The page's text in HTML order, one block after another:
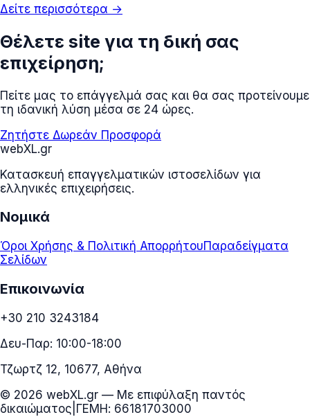
Δείτε περισσότερα →
Θέλετε site για τη δική σας
επιχείρηση;
Πείτε μας το επάγγελμά σας και θα σας προτείνουμε
τη ιδανική λύση μέσα σε 24 ώρες.
Ζητήστε Δωρεάν Προσφορά
webXL.gr
Κατασκευή επαγγελματικών ιστοσελίδων για
ελληνικές επιχειρήσεις.
Νομικά
Όροι Χρήσης & Πολιτική ΑπορρήτουΠαραδείγματα
Σελίδων
Επικοινωνία
+30 210 3243184
Δευ-Παρ: 10:00-18:00
Τζωρτζ 12, 10677, Αθήνα
© 2026 webXL.gr — Με επιφύλαξη παντός
δικαιώματος ΓΕΜΗ: 66181703000